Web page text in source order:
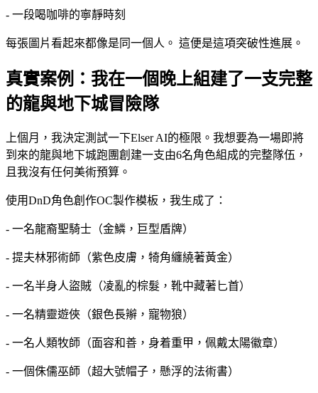
- 一段喝咖啡的寧靜時刻
每張圖片看起來都像是同一個人。 這便是這項突破性進展。
真實案例：我在一個晚上組建了一支完整
的龍與地下城冒險隊
上個月，我決定測試一下Elser AI的極限。我想要為一場即將
到來的龍與地下城跑團創建一支由6名角色組成的完整隊伍，
且我沒有任何美術預算。
使用DnD角色創作OC製作模板，我生成了：
- 一名龍裔聖騎士（金鱗，巨型盾牌）
- 提夫林邪術師（紫色皮膚，犄角纏繞著黃金）
- 一名半身人盜賊（凌亂的棕髮，靴中藏著匕首）
- 一名精靈遊俠（銀色長辮，寵物狼）
- 一名人類牧師（面容和善，身着重甲，佩戴太陽徽章）
- 一個侏儒巫師（超大號帽子，懸浮的法術書）